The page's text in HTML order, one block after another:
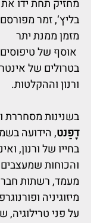
מחזיק תחת ידו
בליץ‘, זמר
מזמן ממנת יתר
אוסף של
בטרולים של
ורנון וההקלטות.
בשנינות מסחררת
דֶפַּנט, הידועה
בחייו של ורנון,
והכוחות
מעמד, רשתות
מיזוגיניה
על פני